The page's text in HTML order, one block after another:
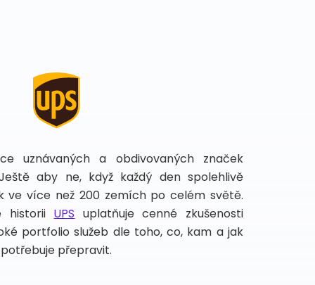
uznávaných a obdivovaných značek
aby ne, když každý den spolehlivě
ve více než 200 zemích po celém světě.
historii UPS uplatňuje cenné zkušenosti
portfolio služeb dle toho, co, kam a jak
přepravit.